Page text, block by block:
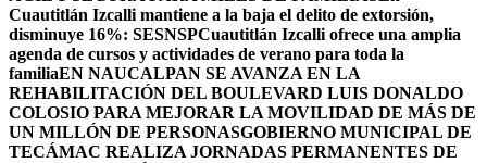
Cuautitlán Izcalli mantiene a la baja el delito de extorsión,
disminuye 16%: SESNSPCuautitlán Izcalli ofrece una amplia
agenda de cursos y actividades de verano para toda la
familiaEN NAUCALPAN SE AVANZA EN LA
REHABILITACIÓN DEL BOULEVARD LUIS DONALDO
COLOSIO PARA MEJORAR LA MOVILIDAD DE MÁS DE
UN MILLÓN DE PERSONASGOBIERNO MUNICIPAL DE
TECÁMAC REALIZA JORNADAS PERMANENTES DE